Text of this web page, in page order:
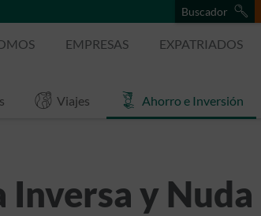
Buscador
Viajes Ahorro e Inversión
EMPRESAS EXPATRIADOS
y Nuda